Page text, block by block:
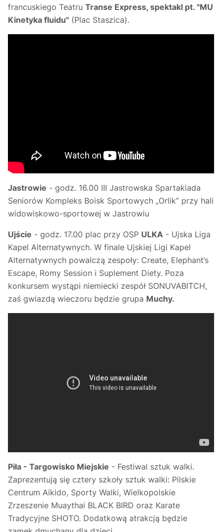
francuskiego Teatru Transe Express, spektakl pt. "MU
Kinetyka fluidu" (Plac Staszica).
Jastrowie - godz. 16.00 III Jastrowska Spartakiada
Seniorów Kompleks Boisk Sportowych „Orlik” przy hali
widowiskowo-sportowej w Jastrowiu
Ujście - godz. 17.00 plac przy OSP ULKA - Ujska Liga
Kapel Alternatywnych. W finale Ujskiej Ligi Kapel
Alternatywnych powalczą zespoły: Create, Elephant’s
Escape, Romy Session i Suplement Diety. Poza
konkursem wystąpi niemiecki zespół SONUVABITCH,
zaś gwiazdą wieczoru będzie grupa Muchy.
Piła - Targowisko Miejskie - Festiwal sztuk walki.
Zaprezentują się cztery szkoły sztuk walki: Pilskie
Centrum Aikido, Sporty Walki, Wielkopolskie
Zrzeszenie Muaythai BLACK BIRD oraz Karate
Tradycyjne SHOTO. Dodatkową atrakcją będzie